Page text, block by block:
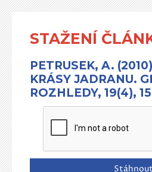
STAŽENÍ
PETRUSEK, A.
KRÁSY JADRANU.
ROZHLEDY, 19(4),